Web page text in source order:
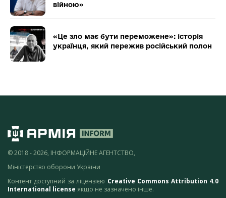
війною»
«Це зло має бути переможене»: історія
українця, який пережив російський полон
© 2018 - 2026, ІНФОРМАЦІЙНЕ АГЕНТСТВО,
Міністерство оборони України
Контент доступний за ліцензією Creative Commons Attribution 4.0
International license якщо не зазначено інше.